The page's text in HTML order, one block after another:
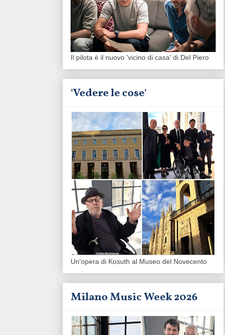
Il pilota è il nuovo 'vicino di casa' di Del Piero
'Vedere le cose'
Un'opera di Kosuth al Museo del Novecento
Milano Music Week 2026